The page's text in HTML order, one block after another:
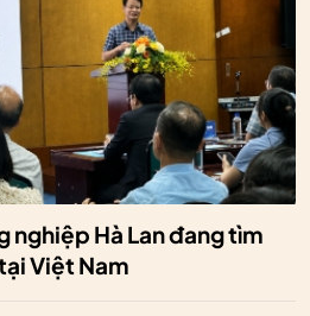
nghiệp Hà Lan đang tìm
Việt Nam